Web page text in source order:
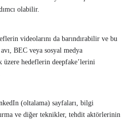
olabilir.
videolarını da barındırabilir ve bu
BEC veya sosyal medya
üzere hedeflerin deepfake’lerini
(oltalama) sayfaları, bilgi
ve diğer teknikler, tehdit aktörlerinin